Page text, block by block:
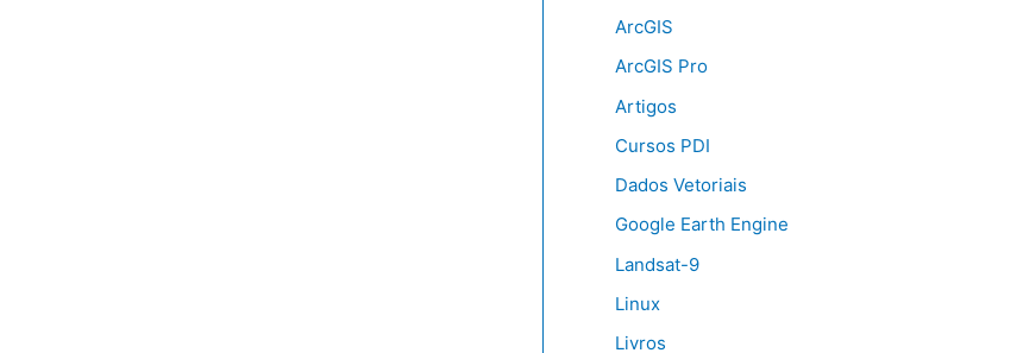
ArcGIS
ArcGIS Pro
Artigos
Cursos PDI
Dados Vetoriais
Google Earth Engine
Landsat-9
Linux
Livros